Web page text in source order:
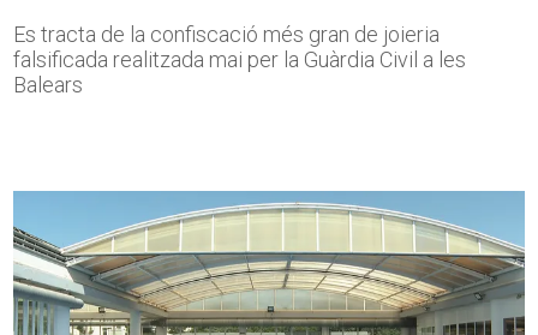
Es tracta de la confiscació més gran de joieria
falsificada realitzada mai per la Guàrdia Civil a les
Balears